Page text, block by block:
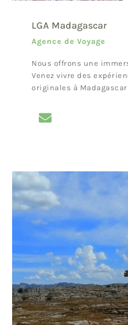
LGA Madagascar
Agence de Voyage
Nous offrons une
Venez vivre des
originales à Madagascar